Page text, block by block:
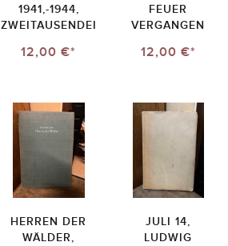
1941,-1944,
ZWEITAUSENDEI
12,00 €*
FEUER
VERGANGEN
12,00 €*
HERREN DER
WÄLDER,
JULI 14,
LUDWIG